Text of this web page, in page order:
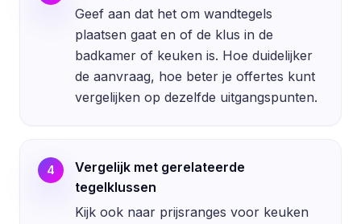
Geef aan dat het om wandtegels
plaatsen gaat en of de klus in de
badkamer of keuken is. Hoe duidelijker
de aanvraag, hoe beter je offertes kunt
vergelijken op dezelfde uitgangspunten.
4
Vergelijk met gerelateerde
tegelklussen
Kijk ook naar prijsranges voor keuken